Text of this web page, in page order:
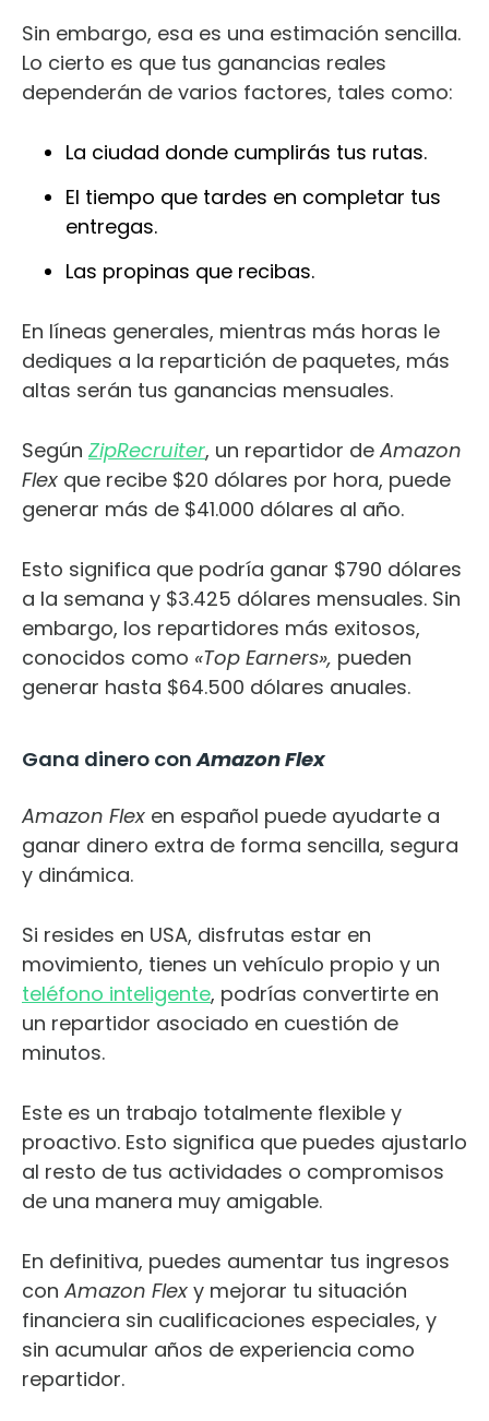
Sin embargo, esa es una estimación sencilla.
Lo cierto es que tus ganancias reales
dependerán de varios factores, tales como:
La ciudad donde cumplirás tus rutas.
El tiempo que tardes en completar tus
entregas.
Las propinas que recibas.
En líneas generales, mientras más horas le
dediques a la repartición de paquetes, más
altas serán tus ganancias mensuales.
Según ZipRecruiter, un repartidor de Amazon
Flex que recibe $20 dólares por hora, puede
generar más de $41.000 dólares al año.
Esto significa que podría ganar $790 dólares
a la semana y $3.425 dólares mensuales. Sin
embargo, los repartidores más exitosos,
conocidos como «Top Earners», pueden
generar hasta $64.500 dólares anuales.
Gana dinero conAmazon Flex
Amazon Flex en español puede ayudarte a
ganar dinero extra de forma sencilla, segura
y dinámica.
Si resides en USA, disfrutas estar en
movimiento, tienes un vehículo propio y un
teléfono inteligente, podrías convertirte en
un repartidor asociado en cuestión de
minutos.
Este es un trabajo totalmente flexible y
proactivo. Esto significa que puedes ajustarlo
al resto de tus actividades o compromisos
de una manera muy amigable.
En definitiva, puedes aumentar tus ingresos
con Amazon Flex y mejorar tu situación
financiera sin cualificaciones especiales, y
sin acumular años de experiencia como
repartidor.